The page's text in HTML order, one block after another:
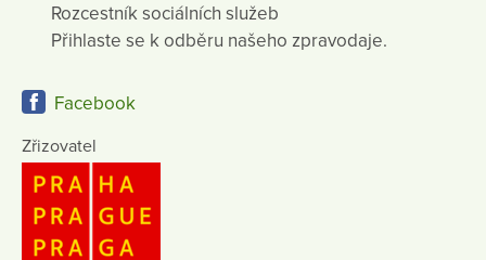
Rozcestník sociálních služeb
Přihlaste se k odběru našeho zpravodaje.
Facebook
Zřizovatel